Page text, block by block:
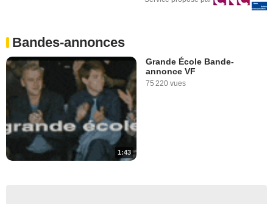
Bandes-annonces
1:43
Grande École Bande-
annonce VF
75 220 vues